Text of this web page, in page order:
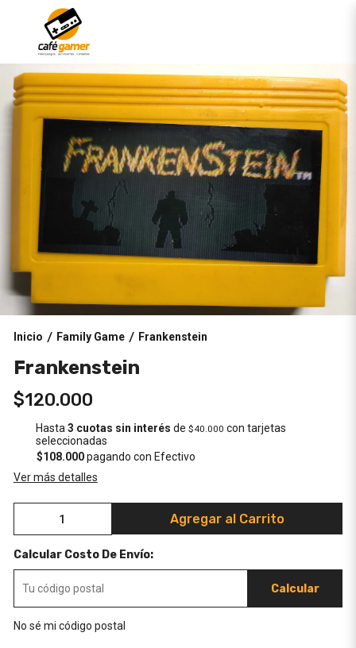
Inicio / Family Game / Frankenstein
Frankenstein
$120.000
Hasta 3 cuotas sin interés de $40.000 con tarjetas
seleccionadas
$108.000pagando con Efectivo
Ver más detalles
Agregar al Carrito
Calcular Costo De Envío:
Calcular
No sé mi código postal